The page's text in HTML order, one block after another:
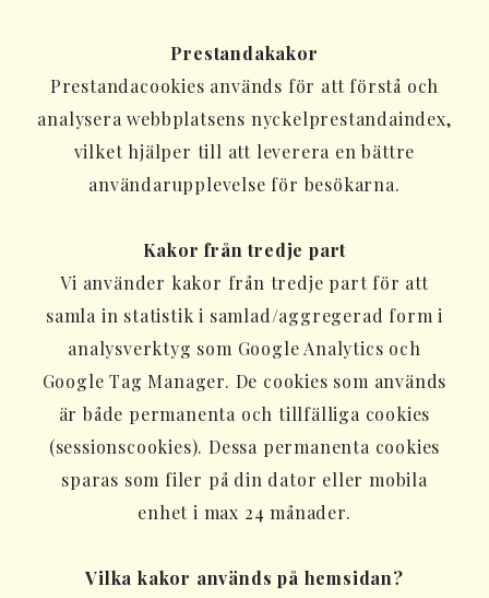
Prestandakakor
Prestandacookies används för att förstå och
analysera webbplatsens nyckelprestandaindex,
vilket hjälper till att leverera en bättre
användarupplevelse för besökarna.
Kakor från tredje part
Vi använder kakor från tredje part för att
samla in statistik i samlad/aggregerad form i
analysverktyg som Google Analytics och
Google Tag Manager. De cookies som används
är både permanenta och tillfälliga cookies
(sessionscookies). Dessa permanenta cookies
sparas som filer på din dator eller mobila
enhet i max 24 månader.
Vilka kakor används på hemsidan?